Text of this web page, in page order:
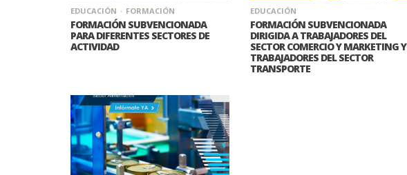
EDUCACIÓN FORMACIÓN
FORMACIÓN SUBVENCIONADA
PARA DIFERENTES SECTORES DE
ACTIVIDAD
EDUCACIÓN
FORMACIÓN SUBVENCIONADA
DIRIGIDA A TRABAJADORES DEL
SECTOR COMERCIO Y MARKETING Y
TRABAJADORES DEL SECTOR
TRANSPORTE